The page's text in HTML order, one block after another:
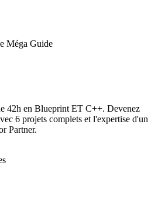
42h en Blueprint ET C++. Devenez
6 projets complets et l'expertise d'un
Partner.